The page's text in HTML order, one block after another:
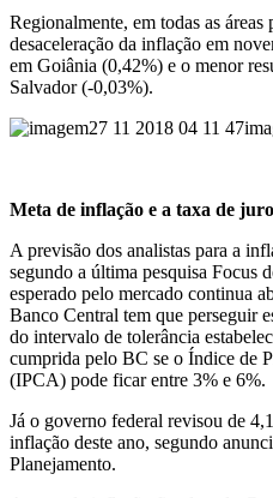
Regionalmente, em todas as áreas
desaceleração da inflação em
em Goiânia (0,42%) e o menor
Salvador (-0,03%).
Meta de inflação e a taxa de
A previsão dos analistas para a
segundo a última pesquisa Focus
esperado pelo mercado continua
Banco Central tem que perseguir
do intervalo de tolerância
cumprida pelo BC se o Índice de
(IPCA) pode ficar entre 3% e 6%.
Já o governo federal revisou de
inflação deste ano, segundo
Planejamento.